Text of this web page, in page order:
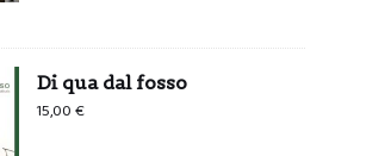
Di qua dal fosso
15,00€